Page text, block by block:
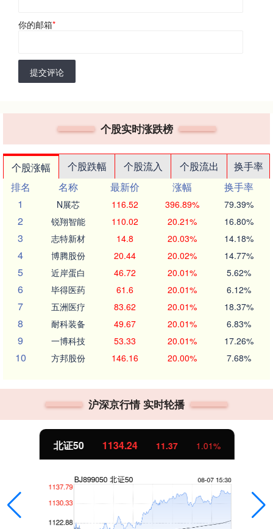
你的邮箱*
提交评论
个股实时涨跌榜
个股涨幅 个股跌幅 个股流入 个股流出
换手率
排名
名称 最新价 涨幅
换手率
1
N展芯 116.52 396.89% 79.39%
2 锐翔智能 110.02 20.21% 16.80%
3 志特新材 14.8 20.03% 14.18%
4 博腾股份 20.44 20.02% 14.77%
5 近岸蛋白 46.72 20.01% 5.62%
6 毕得医药 61.6 20.01% 6.12%
7 五洲医疗 83.62 20.01% 18.37%
8 耐科装备 49.67 20.01% 6.83%
9 一博科技 53.33 20.01% 17.26%
10 方邦股份 146.16 20.00% 7.68%
沪深京行情 实时轮播
北证50 1134.24 11.37 1.01%